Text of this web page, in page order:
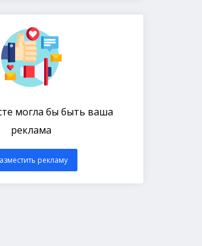
могла бы быть ваша
реклама
рекламу